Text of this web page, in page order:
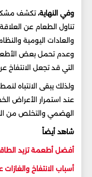
وفي النهاية،تكشف
تناول الطعام عن
والعادات اليومية
وعدم تحمل بعض
التي قد تجعل الانتفاخ
ولذلك يبقى الانتباه
عند استمرار الأعراض
الهضمي والتخلص من
شاهد أيضاً
أفضل أطعمة تزيد
أسباب الانتفاخ والغازات